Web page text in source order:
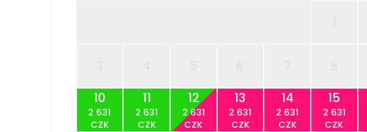
10
2 631
CZK
11
2 631
CZK
12
2 631
CZK
13
2 631
CZK
14
2 631
CZK
15
2 631
CZK